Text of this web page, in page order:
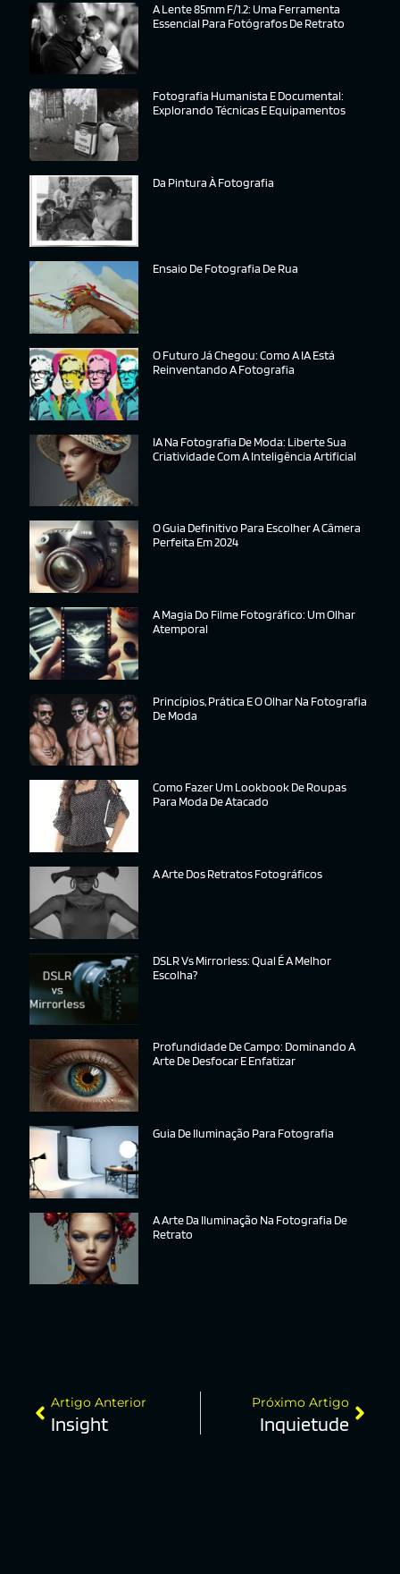
A Lente 85mm F/1.2: Uma Ferramenta
Essencial Para Fotógrafos De Retrato
Fotografia Humanista E Documental:
Explorando Técnicas E Equipamentos
Da Pintura À Fotografia
Ensaio De Fotografia De Rua
O Futuro Já Chegou: Como A IA Está
Reinventando A Fotografia
IA Na Fotografia De Moda: Liberte Sua
Criatividade Com A Inteligência Artificial
O Guia Definitivo Para Escolher A Câmera
Perfeita Em 2024
A Magia Do Filme Fotográfico: Um Olhar
Atemporal
Princípios, Prática E O Olhar Na Fotografia
De Moda
Como Fazer Um Lookbook De Roupas
Para Moda De Atacado
A Arte Dos Retratos Fotográficos
DSLR Vs Mirrorless: Qual É A Melhor
Escolha?
Profundidade De Campo: Dominando A
Arte De Desfocar E Enfatizar
Guia De Iluminação Para Fotografia
A Arte Da Iluminação Na Fotografia De
Retrato
Artigo Anterior
Insight
Próximo Artigo
Inquietude